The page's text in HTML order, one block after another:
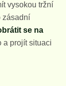
vysokou tržní
zásadní
se na
a projít situaci